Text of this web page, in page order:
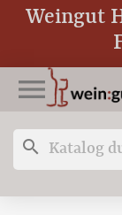
Weingut

search